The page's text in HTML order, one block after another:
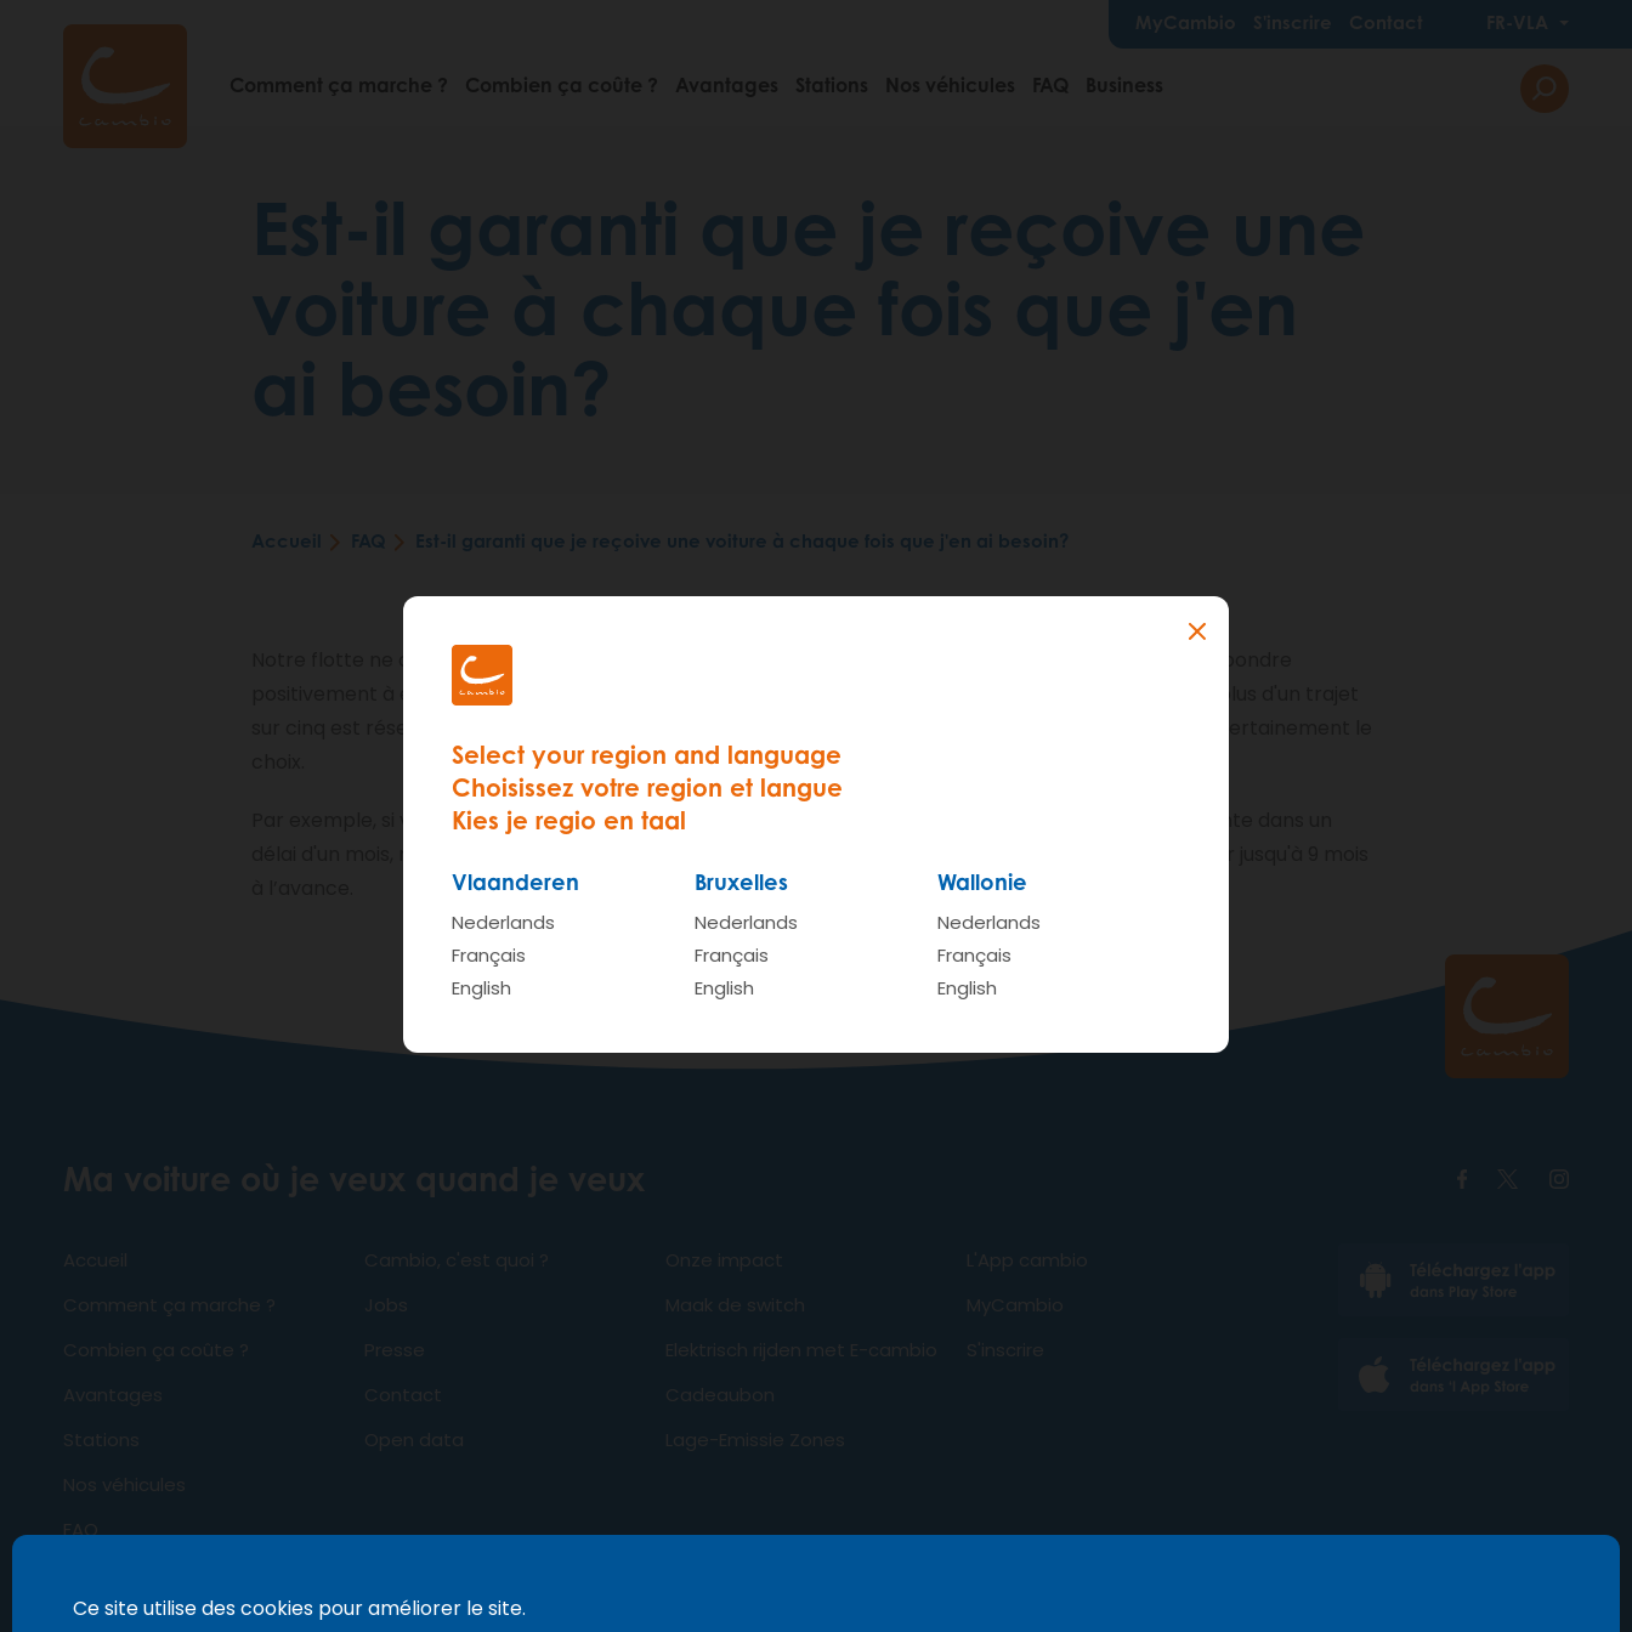
Select your region and language
Choisissez votre region et langue
Kies je regio en taal
Vlaanderen
Nederlands
Français
English
Bruxelles
Nederlands
Français
English
Wallonie
Nederlands
Français
English
principal
MyCambio S'inscrire Contact FR-VLA
Est-il garanti que je reçoive une
voiture à chaque fois que j'en
ai besoin?
Accueil FAQ Est-il garanti que je reçoive une voiture à chaque fois que j'en ai besoin?
Notre flotte ne cesse de s'agrandir au vu du nombre, toujours croissant, d’utilisateurs. Nous pouvons répondre
positivement à environ 90% des demandes de réservation. C'est beaucoup, surtout quand on sait que plus d'un trajet
Par exemple, si vous savez d’avance que vous devrez vous rendre à une fête ou à une réunion importante dans un
Ma voiture où je veux quand je veux
Accueil
Comment ça marche ?
Combien ça coûte ?
Avantages
Stations
Nos véhicules
FAQ
Cambio, c'est quoi ?
Jobs
Presse
Contact
Open data
Onze impact
Maak de switch
Elektrisch rijden met E-cambio
Cadeaubon
Lage-Emissie Zones
L'App cambio
MyCambio
S'inscrire
Ce site utilise des cookies pour améliorer le site.